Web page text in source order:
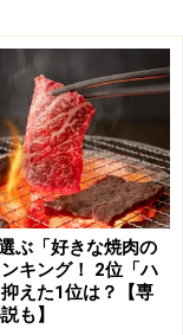
……。
らです（40代・
60代・男性）」
め（50代・無回
女性）」「酸味
がするからです
ぶ「好きな焼肉の
キング！ 2位「ハ
えた1位は？【専
も】